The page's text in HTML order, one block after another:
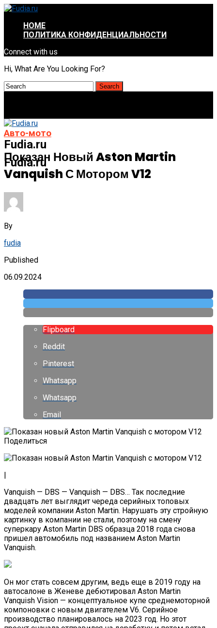
HOME
ПОЛИТИКА КОНФИДЕНЦИАЛЬНОСТИ
Connect with us
Hi, What Are You Looking For?
Fudia.ru
Fudia.ru
Авто-мото
Показан Новый Aston Martin
Vanquish С Мотором V12
By
fudia
Published
06.09.2024
Flipboard
Reddit
Pinterest
Whatsapp
Whatsapp
Email
Поделиться
|
Vanquish — DBS — Vanquish — DBS… Так последние
двадцать лет выглядит череда серийных топовых
моделей компании Aston Martin. Нарушать эту стройную
картинку в компании не стали, поэтому на смену
суперкару Aston Martin DBS образца 2018 года снова
пришел автомобиль под названием Aston Martin
Vanquish.
Он мог стать совсем другим, ведь еще в 2019 году на
автосалоне в Женеве дебютировал Aston Martin
Vanquish Vision — концептуальное купе среднемоторной
компоновки с новым двигателем V6. Серийное
производство планировалось на 2023 год. Но этот